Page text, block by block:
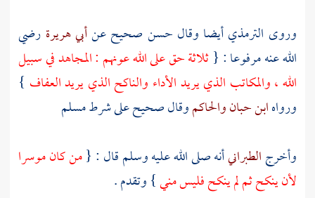
وروى الترمذيأيضا وقال حسن صحيح عنأبي هريرة رضي
الله عنه مرفوعا : {ثلاثة حق على الله عونهم : المجاهد في سبيل
الله ، والمكاتب الذي يريد الأداء والناكح الذي يريد العفاف }
ورواهابن حبانوالحاكموقال صحيح على شرط مسلم
وأخرجالطبرانيأنه صلى الله عليه وسلم قال : {من كان موسرا
لأن ينكح ثم لم ينكح فليس مني} وتقدم .